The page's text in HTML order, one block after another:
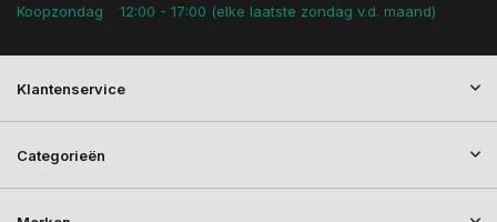
Koopzondag
12:00 - 17:00 (elke laatste zondag v.d. maand)
Klantenservice
Categorieën